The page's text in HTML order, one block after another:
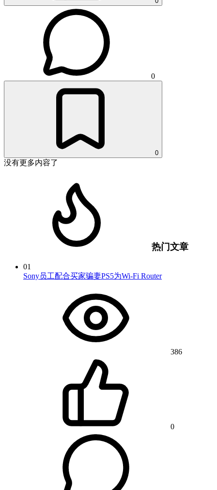
0
0
没有更多内容了
热门文章
01
Sony员工配合买家骗妻PS5为Wi-Fi Router
386
0